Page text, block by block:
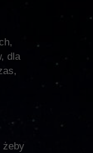
dla
żeby